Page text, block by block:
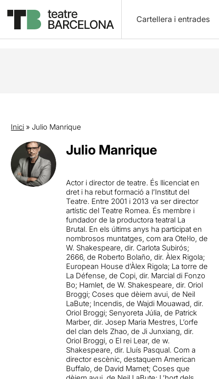
Cartellera i entrades
Inici » Julio Manrique
Julio Manrique
Actor i director de teatre. És llicenciat en
dret i ha rebut formació a l’Institut del
Teatre. Entre 2001 i 2013 va ser director
artístic del Teatre Romea. És membre i
fundador de la productora teatral La
Brutal. En els últims anys ha participat en
nombrosos muntatges, com ara Otel·lo, de
W. Shakespeare, dir. Carlota Subirós;
2666, de Roberto Bolaño, dir. Àlex Rigola;
European House d’Àlex Rigola; La torre de
La Défense, de Copi, dir. Marcial di Fonzo
Bo; Hamlet, de W. Shakespeare, dir. Oriol
Broggi; Coses que dèiem avui, de Neil
LaBute; Incendis, de Wajdi Mouawad, dir.
Oriol Broggi; Senyoreta Júlia, de Patrick
Marber, dir. Josep Maria Mestres, L’orfe
del clan dels Zhao, de Ji Junxiang, dir.
Oriol Broggi, o El rei Lear, de w.
Shakespeare, dir. Lluís Pasqual. Com a
director escènic, destaquem American
Buffalo, de David Mamet; Coses que